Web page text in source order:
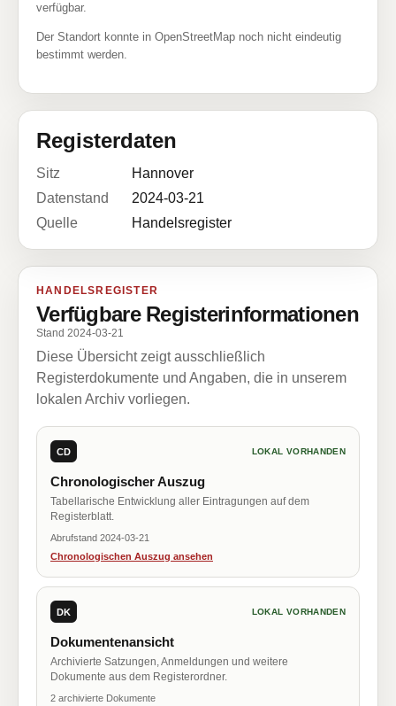
verfügbar.
Der Standort konnte in OpenStreetMap noch nicht eindeutig
bestimmt werden.
Registerdaten
Sitz
Hannover
Datenstand
2024-03-21
Quelle
Handelsregister
HANDELSREGISTER
Verfügbare Registerinformationen
Stand 2024-03-21
Diese Übersicht zeigt ausschließlich
Registerdokumente und Angaben, die in unserem
lokalen Archiv vorliegen.
CD LOKAL VORHANDEN
Chronologischer Auszug
Tabellarische Entwicklung aller Eintragungen auf dem
Registerblatt.
Abrufstand 2024-03-21
Chronologischen Auszug ansehen
DK LOKAL VORHANDEN
Dokumentenansicht
Archivierte Satzungen, Anmeldungen und weitere
Dokumente aus dem Registerordner.
2 archivierte Dokumente